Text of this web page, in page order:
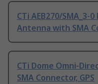
CTi AEB270/SMA_3-
Antenna with SMA
CTi Dome Omni-
SMA Connector, GPS